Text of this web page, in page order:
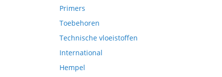
Primers
Toebehoren
Technische vloeistoffen
International
Hempel